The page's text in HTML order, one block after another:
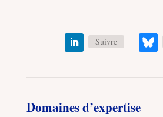
Suivre
Domaines d’expertise